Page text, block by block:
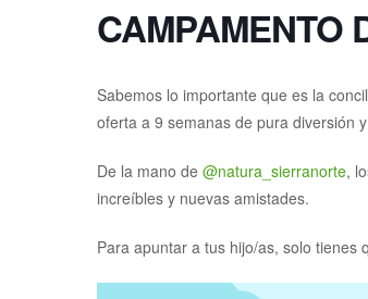
CAMPAMENTO
Sabemos lo importante que es la
oferta a 9 semanas de pura diversión
De la mano de @natura_sierranorte,
increíbles y nuevas amistades.
Para apuntar a tus hijo/as, solo tienes